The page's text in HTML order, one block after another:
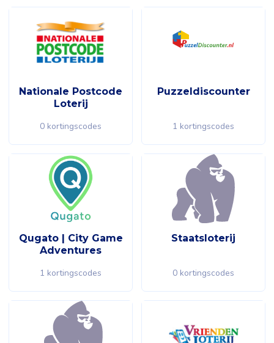
Nationale Postcode
Loterij
0 kortingscodes
Puzzeldiscounter
1 kortingscodes
Qugato | City Game
Adventures
1 kortingscodes
Staatsloterij
0 kortingscodes